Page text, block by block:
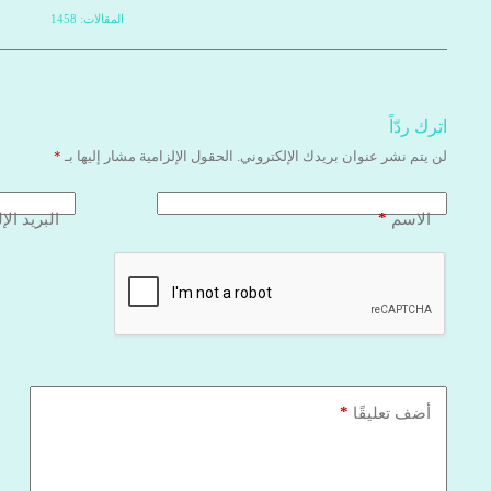
المقالات: 1458
اترك ردّاً
لن يتم نشر عنوان بريدك الإلكتروني. الحقول الإلزامية مشار إليها بـ *
الاسم* البريد
أضف تعليقًا *